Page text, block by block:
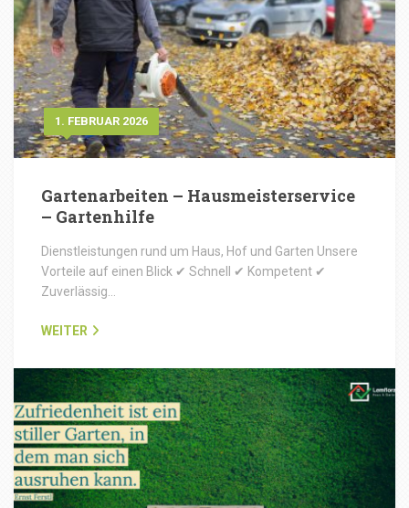
1. FEBRUAR 2026
Gartenarbeiten – Hausmeisterservice
– Gartenhilfe
Dienstleistungen rund um Haus, Hof und Garten Unsere
Vorteile auf einen Blick ✔ Schnell ✔ Kompetent ✔
Zuverlässig…
WEITER